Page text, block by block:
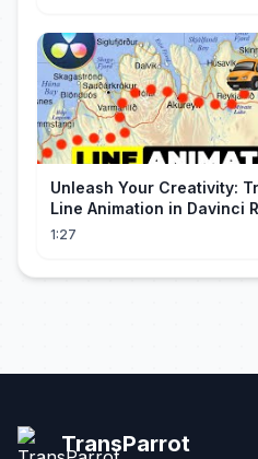
Unleash Your Creativity:
Line Animation in Davinci
1:27
TransParrot